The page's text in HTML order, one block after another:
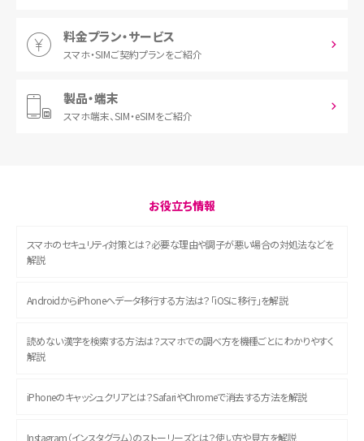
料金プラン・サービス
スマホ・SIMご契約プランをご紹介
製品・端末
スマホ端末、SIM・eSIMをご紹介
お役立ち情報
スマホのセキュリティ対策とは？必要な理由や調子が悪い場合の対処法などを
解説
AndroidからiPhoneへデータ移行する方法は？「iOSに移行」を解説
読めない漢字を検索する方法は？スマホでの調べ方を機種ごとにわかりやすく
解説
iPhoneのキャッシュクリアとは？SafariやChromeで消去する方法を解説
Instagram（インスタグラム）のストーリーズとは？使い方や見方を解説